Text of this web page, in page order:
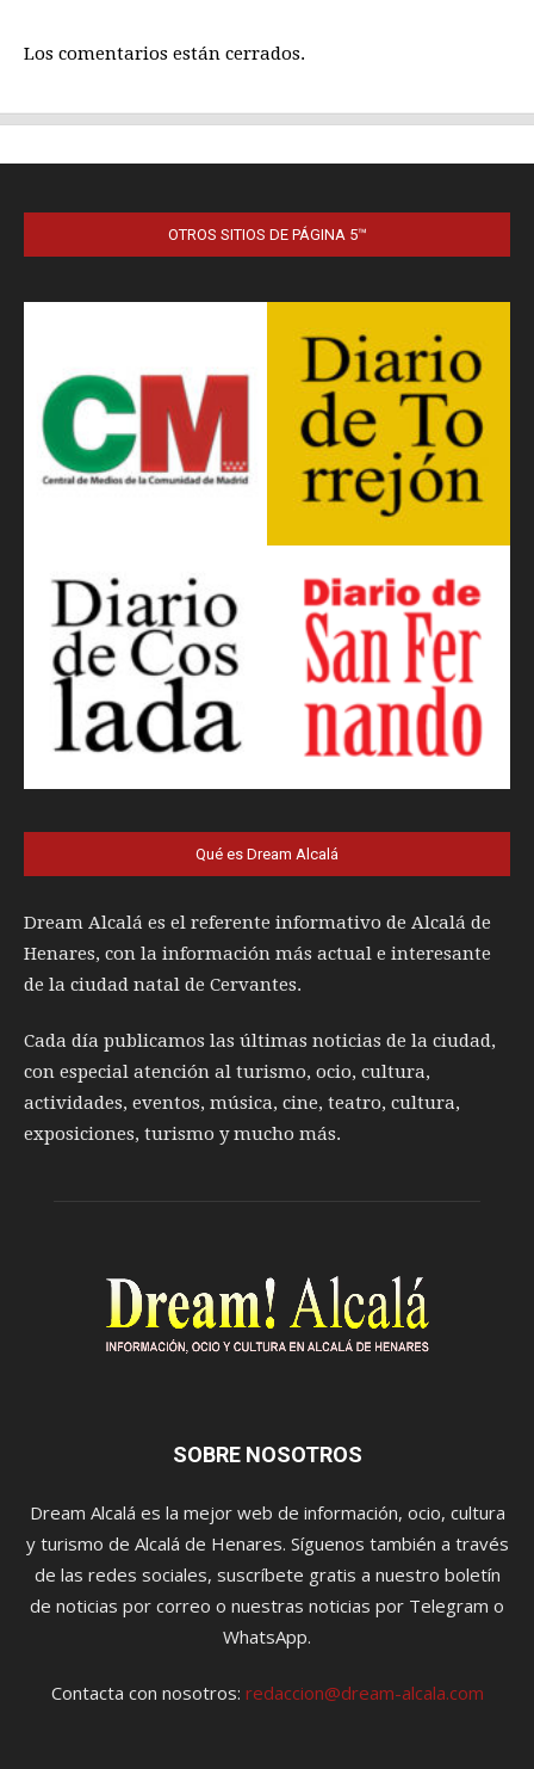
OTROS SITIOS DE PÁGINA 5™
Qué es Dream Alcalá
Dream Alcalá es el referente informativo de Alcalá de
Henares, con la información más actual e interesante
de la ciudad natal de Cervantes.
Cada día publicamos las últimas noticias de la ciudad,
con especial atención al turismo, ocio, cultura,
actividades, eventos, música, cine, teatro, cultura,
exposiciones, turismo y mucho más.
SOBRE NOSOTROS
Dream Alcalá es la mejor web de información, ocio, cultura
y turismo de Alcalá de Henares. Síguenos también a través
de las redes sociales, suscríbete gratis a nuestro boletín
de noticias por correo o nuestras noticias por Telegram o
WhatsApp.
Contacta con nosotros: redaccion@dream-alcala.com